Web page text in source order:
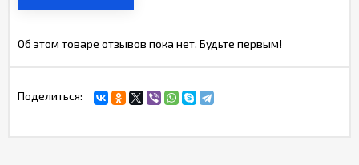
Об этом товаре отзывов пока нет. Будьте первым!
Поделиться: